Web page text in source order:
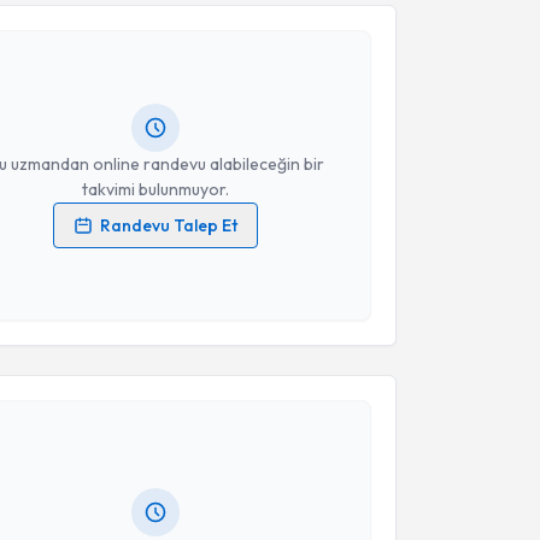
uzmandan online randevu alabileceğin bir
takvimi bulunmuyor.
Randevu Talep Et
verilerimin işlenmesine ilişkinAydınlatma Metni
Takvim Talebini Gönder
Talebi